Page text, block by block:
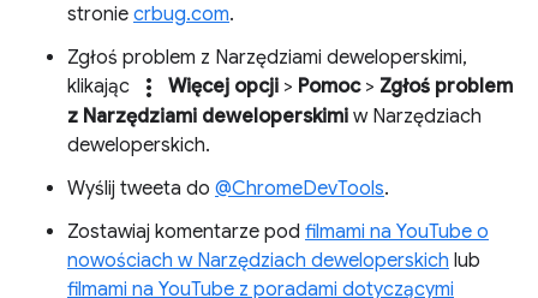
stronie crbug.com.
Zgłoś problem z Narzędziami deweloperskimi,
klikając
more_vert Więcej opcji > Pomoc> Zgłoś problem
z Narzędziami deweloperskimi w Narzędziach
deweloperskich.
Wyślij tweeta do @ChromeDevTools.
Zostawiaj komentarze pod filmami na YouTube o
nowościach w Narzędziach deweloperskich lub
filmami na YouTube z poradami dotyczącymi